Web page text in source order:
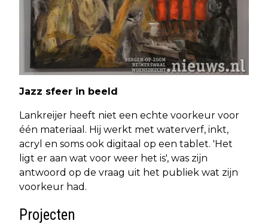
Jazz sfeer in beeld
Lankreijer heeft niet een echte voorkeur voor
één materiaal. Hij werkt met waterverf, inkt,
acryl en soms ook digitaal op een tablet. 'Het
ligt er aan wat voor weer het is', was zijn
antwoord op de vraag uit het publiek wat zijn
voorkeur had.
Projecten